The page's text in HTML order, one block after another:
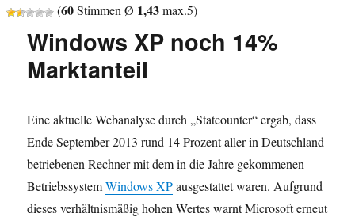
(60Stimmen Ø 1,43max.5)
Windows XP noch 14%
Marktanteil
Eine aktuelle Webanalyse durch „Statcounter“ ergab, dass
Ende September 2013 rund 14 Prozent aller in Deutschland
betriebenen Rechner mit dem in die Jahre gekommenen
BetriebssystemWindows XPausgestattet waren. Aufgrund
dieses verhältnismäßig hohen Wertes warnt Microsoft erneut